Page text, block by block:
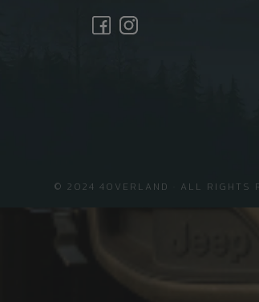
© 2024 4OVERLAND · ALL RIGHTS